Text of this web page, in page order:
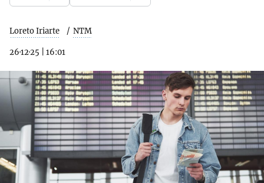
Loreto Iriarte NTM
26·12·25 16:01